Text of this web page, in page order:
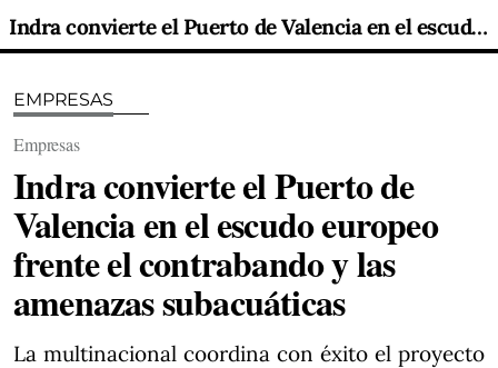
Indra convierte el Puerto de Valencia en el escudo europeo frente el contrabando y las amenazas subacuáticas
EMPRESAS
Empresas
Indra convierte el Puerto de
Valencia en el escudo europeo
frente el contrabando y las
amenazas subacuáticas
La multinacional coordina con éxito el proyecto